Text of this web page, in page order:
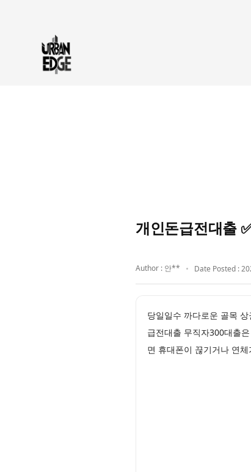
개인돈급전대출
Author : 안** Date Posted :
당일일수 까다로운 골목
급전대출 무직자300대출
면 휴대폰이 끊기거나 연